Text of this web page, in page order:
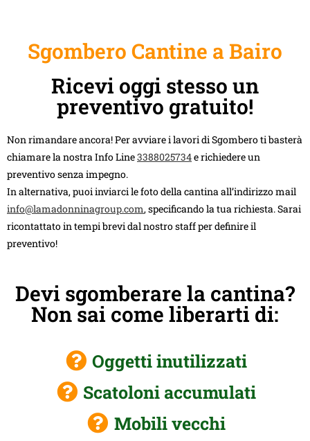
Sgombero Cantine a Bairo
Ricevi oggi stesso un
preventivo gratuito!
Non rimandare ancora! Per avviare i lavori di Sgombero ti basterà
chiamare la nostra Info Line3388025734e richiedere un
preventivo senza impegno.
In alternativa, puoi inviarci le foto della cantina all’indirizzo mail
info@lamadonninagroup.com, specificando la tua richiesta. Sarai
ricontattato in tempi brevi dal nostro staff per definire il
preventivo!
Devi sgomberare la cantina?
Non sai come liberarti di:
Oggetti inutilizzati
Scatoloni accumulati
Mobili vecchi